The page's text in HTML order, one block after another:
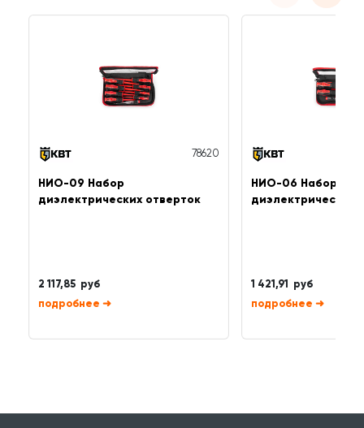
78620
НИО-09 Набор
диэлектрических отверток
2 117,85 руб
➜
НИО-06 Набор
диэлектрических
1 421,91 руб
➜